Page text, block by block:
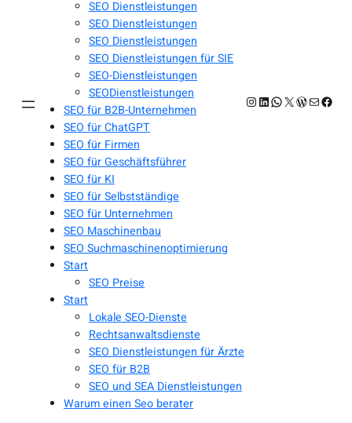
SEO Dienstleistungen
SEO Dienstleistungen
SEO Dienstleistungen
SEO Dienstleistungen für SIE
SEO-Dienstleistungen
SEODienstleistungen
SEO für B2B-Unternehmen
SEO für ChatGPT
SEO für Firmen
SEO für Geschäftsführer
SEO für KI
SEO für Selbstständige
SEO für Unternehmen
SEO Maschinenbau
SEO Suchmaschinenoptimierung
Start
SEO Preise
Start
Lokale SEO-Dienste
Rechtsanwaltsdienste
SEO Dienstleistungen für Ärzte
SEO für B2B
SEO und SEA Dienstleistungen
Warum einen Seo berater
Instagram
LinkedIn
WhatsApp
X E-Mail